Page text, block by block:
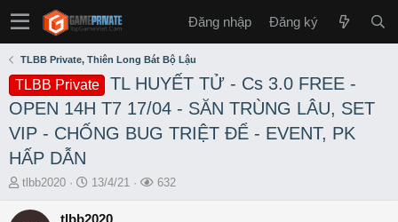
Đăng nhập Đăng ký
TLBB Private, Thiên Long Bát Bộ Lậu
TLBB Private
TL HUYẾT TỬ - Cs 3.0 FREE -
OPEN 14H T7 17/04 - SĂN TRÙNG LÂU, SET
VIP - CHỐNG BUG TRIỆT ĐỂ - EVENT, PK
HẤP DẪN
T
r
tlbb2020
S
a
13/4/21
L
632
tlbb2020